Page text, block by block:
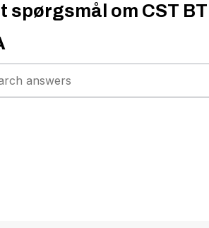
spørgsmål om CST